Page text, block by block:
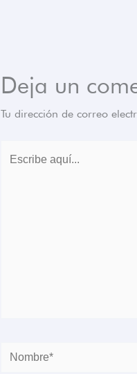
Deja un
Tu dirección de correo
Nombre*